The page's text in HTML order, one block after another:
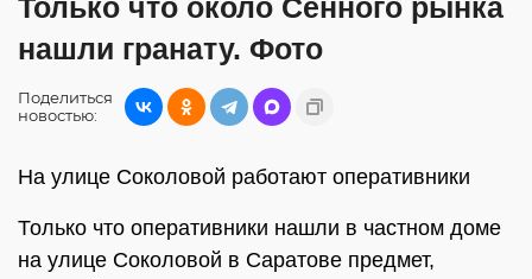
Только что около Сенного рынка
нашли гранату. Фото
Поделиться
новостью:
На улице Соколовой работают оперативники
Только что оперативники нашли в частном доме
на улице Соколовой в Саратове предмет,